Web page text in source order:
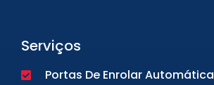
Serviços
Portas De Enrolar Automática